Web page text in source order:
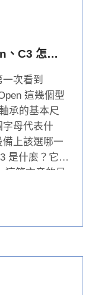
、C3 怎麼
次看到
這幾個型
承的基本尺
母代表什
上該選哪一
是什麼？它跟
這篇文章的目
在這個環境
條件、運轉
608 系列為案